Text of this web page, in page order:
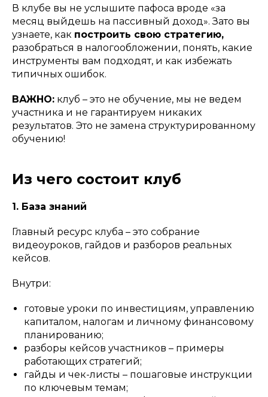
В клубе вы не услышите пафоса вроде «за
месяц выйдешь на пассивный доход». Зато вы
узнаете, как построить свою стратегию,
разобраться в налогообложении, понять, какие
инструменты вам подходят, и как избежать
типичных ошибок.
ВАЖНО: клуб – это не обучение, мы не ведем
участника и не гарантируем никаких
результатов. Это не замена структурированному
обучению!
Из чего состоит клуб
1. База знаний
Главный ресурс клуба – это собрание
видеоуроков, гайдов и разборов реальных
кейсов.
Внутри:
готовые уроки по инвестициям, управлению
капиталом, налогам и личному финансовому
планированию;
разборы кейсов участников – примеры
работающих стратегий;
гайды и чек-листы – пошаговые инструкции
по ключевым темам;